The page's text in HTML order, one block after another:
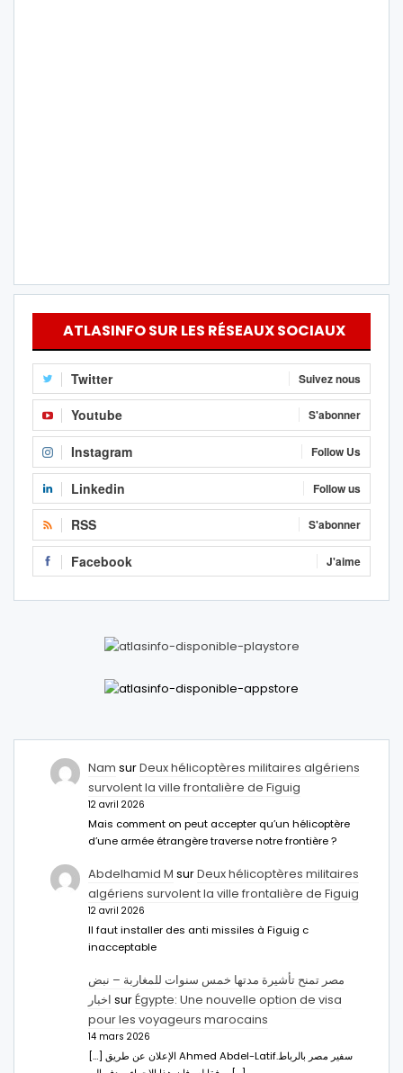
ATLASINFO SUR LES RÉSEAUX SOCIAUX
Twitter Suivez nous
Youtube S'abonner
Instagram Follow Us
Linkedin Follow us
RSS S'abonner
Facebook J'aime
Nam surDeux hélicoptères militaires algériens
survolent la ville frontalière de Figuig
12 avril 2026
Mais comment on peut accepter qu’un hélicoptère
d’une armée étrangère traverse notre frontière ?
Abdelhamid M surDeux hélicoptères militaires
algériens survolent la ville frontalière de Figuig
12 avril 2026
Il faut installer des anti missiles à Figuig c
inacceptable
مصر تمنح تأشيرة مدتها خمس سنوات للمغاربة – نبض
اخبار surÉgypte: Une nouvelle option de visa
pour les voyageurs marocains
14 mars 2026
[…] الإعلان عن طريق Ahmed Abdel-Latifسفير مصر بالرباط.